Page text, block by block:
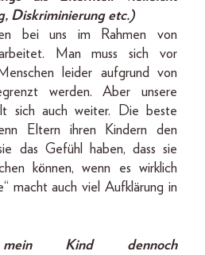
Diskriminierung etc.)
bei uns im Rahmen von
Man muss sich vor
leider aufgrund von
werden. Aber unsere
sich auch weiter. Die beste
Eltern ihren Kindern den
das Gefühl haben, dass sie
können, wenn es wirklich
macht auch viel Aufklärung in
Kind dennoch